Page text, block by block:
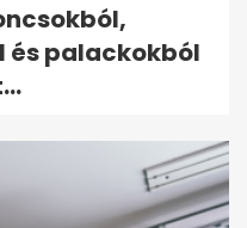
és palackokból